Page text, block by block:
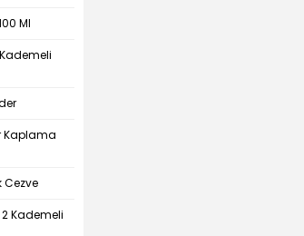
Ml
Kaplama
Cezve
Kademeli